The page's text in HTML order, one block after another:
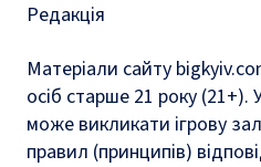
Редакція
Матеріали сайту
осіб старше 21 року (21+).
може викликати ігрову
правил (принципів)